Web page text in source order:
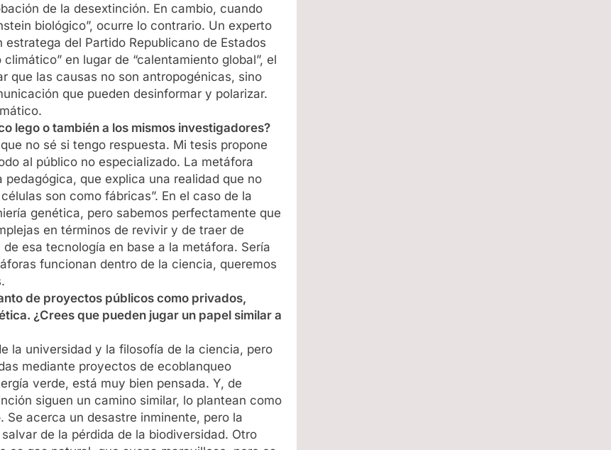
de la desextinción. En cambio, cuando
biológico”, ocurre lo contrario. Un experto
del Partido Republicano de Estados
en lugar de “calentamiento global”, el
que las causas no son antropogénicas, sino
que pueden desinformar y polarizar.
lego o también a los mismos investigadores?
no sé si tengo respuesta. Mi tesis propone
al público no especializado. La metáfora
que explica una realidad que no
son como fábricas”. En el caso de la
genética, pero sabemos perfectamente que
en términos de revivir y de traer de
esa tecnología en base a la metáfora. Sería
funcionan dentro de la ciencia, queremos
de proyectos públicos como privados,
¿Crees que pueden jugar un papel similar a
la universidad y la filosofía de la ciencia, pero
mediante proyectos de ecoblanqueo
verde, está muy bien pensada. Y, de
siguen un camino similar, lo plantean como
acerca un desastre inminente, pero la
de la pérdida de la biodiversidad. Otro